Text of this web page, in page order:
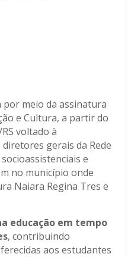
por meio da assinatura
e Cultura, a partir do
voltado à
gerais da Rede
e
no município onde
Naiara Regina Tres e
educação em tempo
, contribuindo
aos estudantes